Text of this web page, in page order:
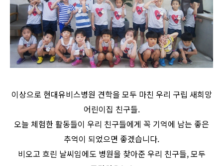
이상으로 현대유비스병원 견학을 모두 마친 우리 구립 새희망
어린이집 친구들.
오늘 체험한 활동들이 우리 친구들에게 꼭 기억에 남는 좋은
추억이 되었으면 좋겠습니다.
비오고 흐린 날씨임에도 병원을 찾아준 우리 친구들, 모두